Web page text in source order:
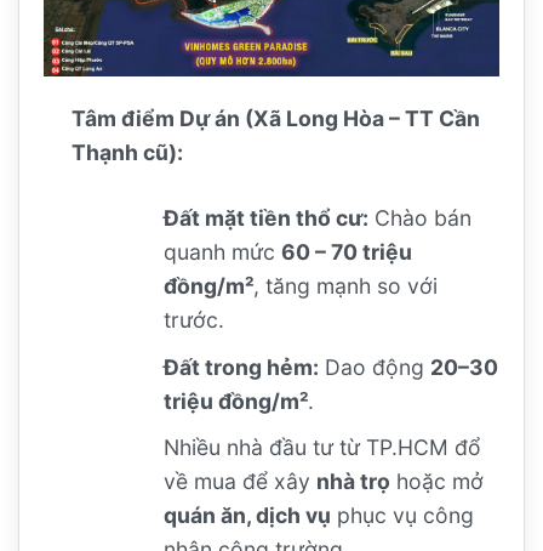
Tâm điểm Dự án (Xã Long Hòa – TT Cần
Thạnh cũ):
Đất mặt tiền thổ cư: Chào bán
quanh mức 60 – 70 triệu
đồng/m², tăng mạnh so với
trước.
Đất trong hẻm: Dao động 20–30
triệu đồng/m².
Nhiều nhà đầu tư từ TP.HCM đổ
về mua để xây nhà trọ hoặc mở
quán ăn, dịch vụ phục vụ công